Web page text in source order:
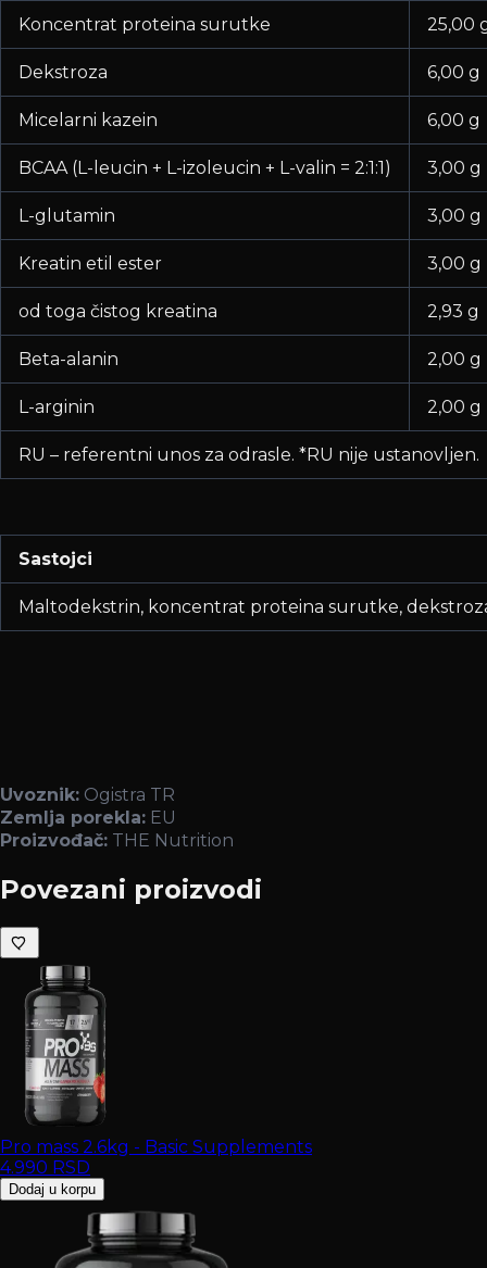
Koncentrat proteina surutke 25,00
Dekstroza 6,00 g
Micelarni kazein 6,00 g
BCAA (L-leucin + L-izoleucin + L-valin = 2:1:1) 3,00 g
L-glutamin 3,00 g
Kreatin etil ester 3,00 g
od toga čistog kreatina 2,93 g
Beta-alanin 2,00 g
L-arginin 2,00 g
RU – referentni unos za odrasle. *RU nije ustanovljen.
Sastojci
Maltodekstrin, koncentrat proteina surutke,
Uvoznik: Ogistra TR
Zemlja porekla: EU
Proizvođač: THE Nutrition
Povezani proizvodi
Pro mass 2.6kg - Basic Supplements
4.990 RSD
Dodaj u korpu